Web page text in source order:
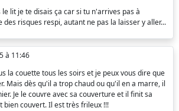
lit je te disais ça car si tu n'arrives pas à
risques respi, autant ne pas la laisser y aller...
à 11:46
la couette tous les soirs et je peux vous dire que
Mais dès qu'il a trop chaud ou qu'il en a marre, il
Je le couvre avec sa couverture et il finit sa
bien couvert. Il est très frileux !!!